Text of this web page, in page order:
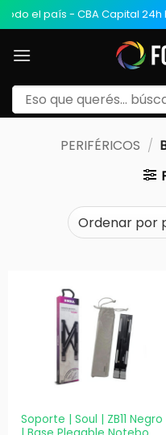
el país - CBA Capital 24h
PERIFÉRICOS /
Soporte | Soul | ZB11 Negro